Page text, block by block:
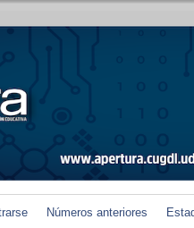
Números anteriores